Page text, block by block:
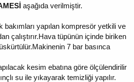
aşağıda verilmiştir.
bakımları yapılan kompresör yetkili ve
çalıştırır.Hava tüpünün içinde biriken
7 bar basınca
kesim ebatına göre ölçülendirilir
su ile yıkayarak temizliği yapılır.